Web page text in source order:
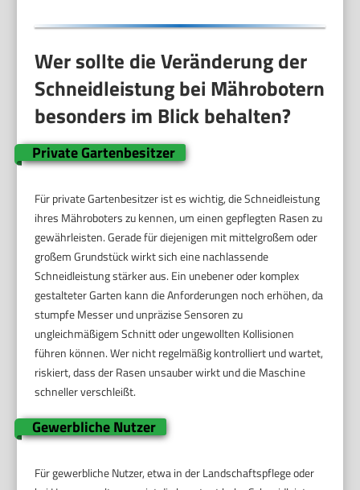
Wer sollte die Veränderung der
Schneidleistung bei Mährobotern
besonders im Blick behalten?
Private Gartenbesitzer
Für private Gartenbesitzer ist es wichtig, die Schneidleistung
ihres Mähroboters zu kennen, um einen gepflegten Rasen zu
gewährleisten. Gerade für diejenigen mit mittelgroßem oder
großem Grundstück wirkt sich eine nachlassende
Schneidleistung stärker aus. Ein unebener oder komplex
gestalteter Garten kann die Anforderungen noch erhöhen, da
stumpfe Messer und unpräzise Sensoren zu
ungleichmäßigem Schnitt oder ungewollten Kollisionen
führen können. Wer nicht regelmäßig kontrolliert und wartet,
riskiert, dass der Rasen unsauber wirkt und die Maschine
schneller verschleißt.
Gewerbliche Nutzer
Für gewerbliche Nutzer, etwa in der Landschaftspflege oder